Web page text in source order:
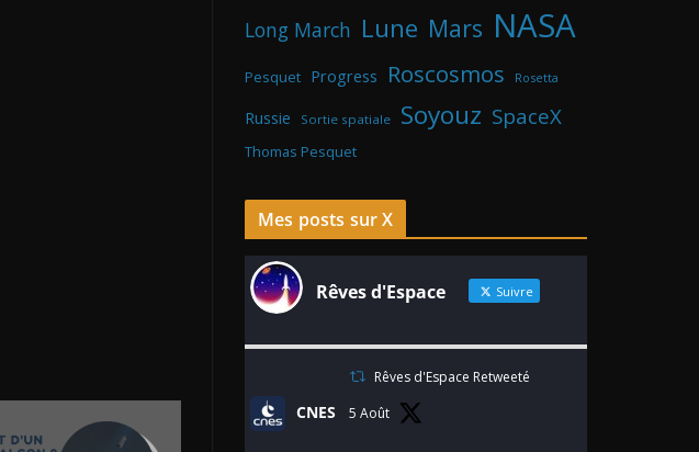
Long March Lune Mars NASA
Pesquet Progress Roscosmos Rosetta
Russie Sortie spatiale Soyouz SpaceX
Thomas Pesquet
Mes posts sur X
Rêves d'Espace Suivre
Rêves d'Espace Retweeté
CNES 5 Août